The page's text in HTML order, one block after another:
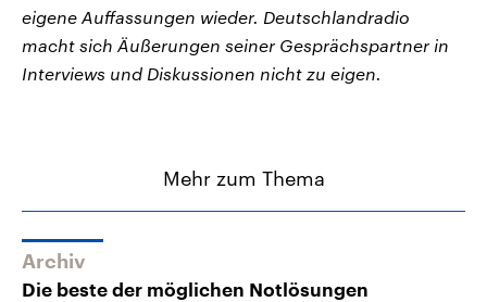
eigene Auffassungen wieder. Deutschlandradio
macht sich Äußerungen seiner Gesprächspartner in
Interviews und Diskussionen nicht zu eigen.
Mehr zum Thema
Archiv
Die beste der möglichen Notlösungen